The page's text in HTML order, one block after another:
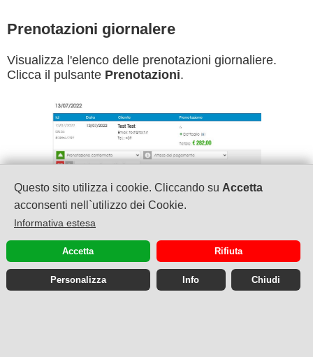
Questo sito utilizza i cookie. Cliccando su Accetta
acconsenti nell`utilizzo dei Cookie.
Informativa estesa
Accetta Rifiuta
Personalizza Info Chiudi
Prenotazioni giornalere
Visualizza l'elenco delle prenotazioni giornaliere.
Clicca il pulsante Prenotazioni.